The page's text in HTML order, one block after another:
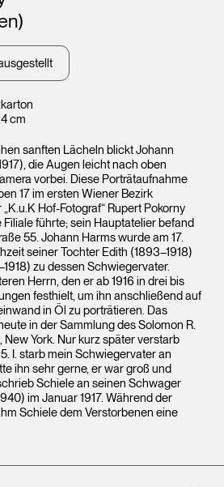
cm
sanften Lächeln blickt Johann
die Augen leicht nach oben
vorbei. Diese Porträtaufnahme
17 im ersten Wiener Bezirk
Hof-Fotograf“ Rupert Pokorny
Filiale führte; sein Hauptatelier befand
55. Johann Harms wurde am 17.
seiner Tochter Edith (1893–1918)
zu dessen Schwiegervater.
Herrn, den er ab 1916 in drei bis
festhielt, um ihn anschließend auf
in Öl zu porträtieren. Das
in der Sammlung des Solomon R.
York. Nur kurz später verstarb
I. starb mein Schwiegervater an
ihn sehr gerne, er war groß und
Schiele an seinen Schwager
im Januar 1917. Während der
Schiele dem Verstorbenen eine